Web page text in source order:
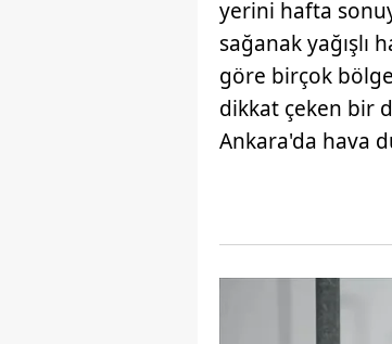
yerini hafta
sağanak yağışlı
göre birçok
dikkat çeken bir
Ankara'da hava